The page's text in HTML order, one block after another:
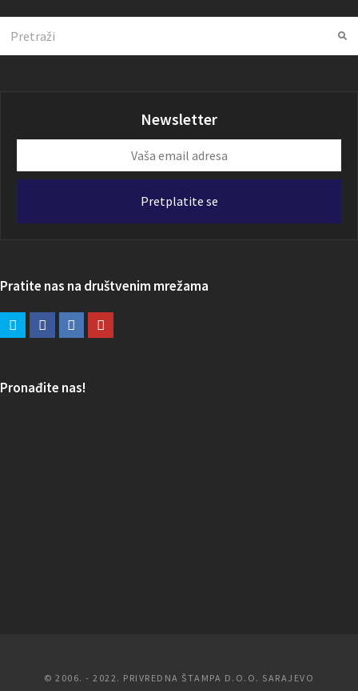
Newsletter
email
Pretplatite se
Pratite nas na društvenim mrežama
Pronađite nas!
© 2006. - 2022. PRIVREDNA ŠTAMPA D.O.O. SARAJEVO